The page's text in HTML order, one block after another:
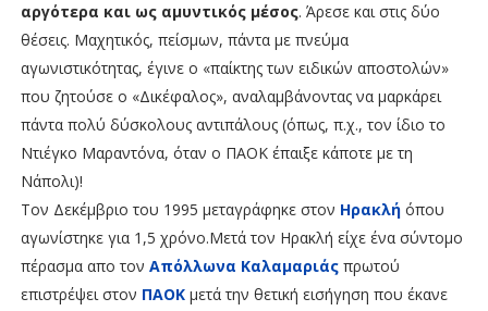
αργότερα και ως αμυντικός μέσος. Άρεσε και στις δύο
θέσεις. Μαχητικός, πείσμων, πάντα με πνεύμα
αγωνιστικότητας, έγινε ο «παίκτης των ειδικών αποστολών»
που ζητούσε ο «Δικέφαλος», αναλαμβάνοντας να μαρκάρει
πάντα πολύ δύσκολους αντιπάλους (όπως, π.χ., τον ίδιο το
Ντιέγκο Μαραντόνα, όταν ο ΠΑΟΚ έπαιξε κάποτε με τη
Νάπολι)!
Τον Δεκέμβριο του 1995 μεταγράφηκε στον Ηρακλήόπου
αγωνίστηκε για 1,5 χρόνο.Μετά τον Ηρακλή είχε ένα σύντομο
πέρασμα απο τον Απόλλωνα Καλαμαριάςπρωτού
επιστρέψει στον ΠΑΟΚμετά την θετική εισήγηση που έκανε